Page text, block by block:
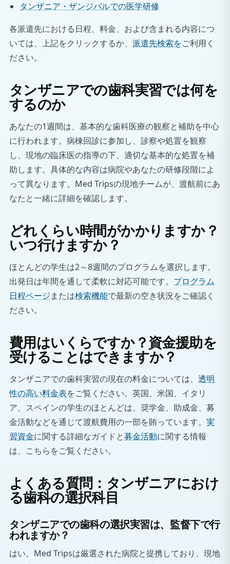
タンザニア・ザンジバルでの医学研修
各派遣先における日程、料金、および含まれる内容につ
いては、上記をクリックするか、 派遣先検索をご利用く
ださい。
タンザニアでの歯科実習では何を
するのか
あなたの1週間は、基本的な歯科医療の観察と補助を中心
に行われます。病棟回診に参加し、診察や処置を観察
し、現地の臨床医の指導の下、適切な基本的な処置を補
助します。具体的な内容は病院やあなたの研修段階によ
って異なります。Med Tripsの現地チームが、渡航前にあ
なたと一緒に詳細を確認します。
どれくらい時間がかかりますか？
いつ行けますか？
ほとんどの学生は2～8週間のプログラムを選択します。
出発日は年間を通して柔軟に対応可能です。 プログラム
日程ページまたは検索機能で最新の空き状況をご確認く
ださい。
費用はいくらですか？資金援助を
受けることはできますか？
タンザニアでの歯科実習の現在の料金については、 透明
性の高い料金表をご覧ください。英国、米国、イタリ
ア、スペインの学生のほとんどは、奨学金、助成金、募
金活動などを通じて渡航費用の一部を賄っています。 実
習資金に関する詳細なガイドと募金活動に関する情報
は、こちらをご覧ください。
よくある質問：タンザニアにおけ
る歯科の選択科目
タンザニアでの歯科の選択実習は、監督下で行
われますか？
はい。Med Tripsは厳選された病院と提携しており、現地